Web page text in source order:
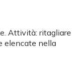
Attività: ritagliare
elencate nella